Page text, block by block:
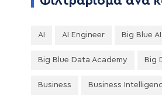
AI AI Engineer Big Blue AI
Big Blue Data Academy Big
Business Business